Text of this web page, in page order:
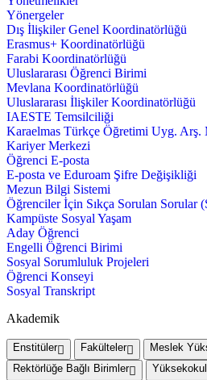
Yönergeler
Dış İlişkiler Genel Koordinatörlüğü
Erasmus+ Koordinatörlüğü
Farabi Koordinatörlüğü
Uluslararası Öğrenci Birimi
Mevlana Koordinatörlüğü
Uluslararası İlişkiler Koordinatörlüğü
IAESTE Temsilciliği
Karaelmas Türkçe Öğretimi Uyg. Arş.
Kariyer Merkezi
Öğrenci E-posta
E-posta ve Eduroam Şifre Değişikliği
Mezun Bilgi Sistemi
Öğrenciler İçin Sıkça Sorulan Sorular
Kampüste Sosyal Yaşam
Aday Öğrenci
Engelli Öğrenci Birimi
Sosyal Sorumluluk Projeleri
Öğrenci Konseyi
Sosyal Transkript
Akademik
Enstitüler Fakülteler
Meslek
Rektörlüğe Bağlı Birimler